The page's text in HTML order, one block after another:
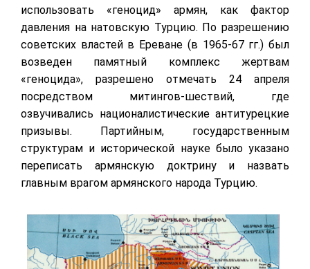
использовать «геноцид» армян, как фактор
давления на натовскую Турцию. По разрешению
советских властей в Ереване (в 1965-67 гг.) был
возведен памятный комплекс жертвам
«геноцида», разрешено отмечать 24 апреля
посредством митингов-шествий, где
озвучивались националистические антитурецкие
призывы. Партийным, государственным
структурам и исторической науке было указано
переписать армянскую доктрину и назвать
главным врагом армянского народа Турцию.